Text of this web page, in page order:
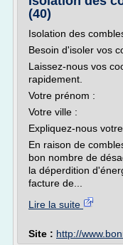
(40)
Isolation des
Besoin d'isoler vos
Laissez-nous vos
rapidement.
Votre prénom :
Votre ville :
Expliquez-nous
En raison de
bon nombre de
la déperdition
facture de...
Lire la suite
Site : http://